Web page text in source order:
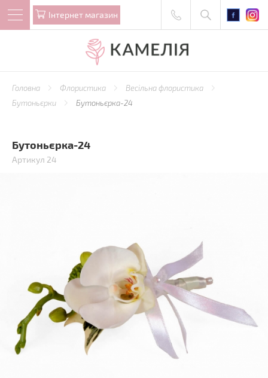
Iнтернет магазин
Головна Флористика
Весільна флористика
Бутоньєрки
Бутоньєрка-24
Бутоньєрка-24
Артикул 24